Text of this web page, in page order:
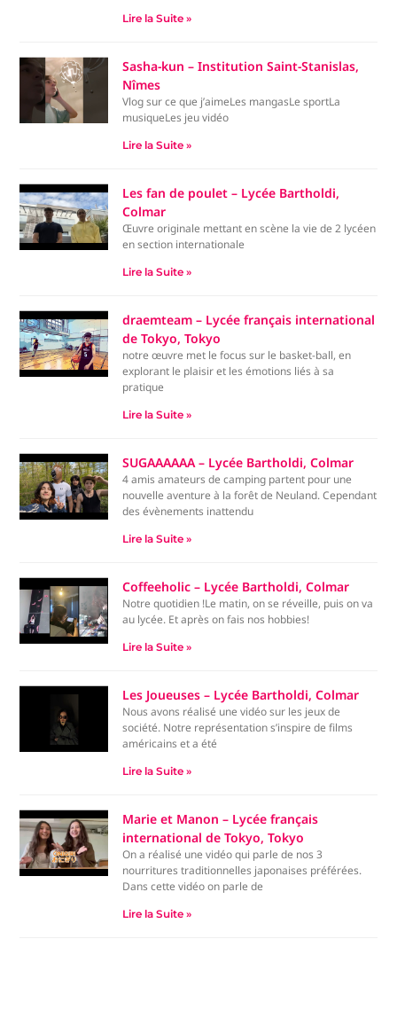
Lire la Suite »
Sasha-kun – Institution Saint-Stanislas,
Nîmes
Vlog sur ce que j’aimeLes mangasLe sportLa
musiqueLes jeu vidéo
Lire la Suite »
Les fan de poulet – Lycée Bartholdi,
Colmar
Œuvre originale mettant en scène la vie de 2 lycéen
en section internationale
Lire la Suite »
draemteam – Lycée français international
de Tokyo, Tokyo
notre œuvre met le focus sur le basket-ball, en
explorant le plaisir et les émotions liés à sa
pratique
Lire la Suite »
SUGAAAAAA – Lycée Bartholdi, Colmar
4 amis amateurs de camping partent pour une
nouvelle aventure à la forêt de Neuland. Cependant
des évènements inattendu
Lire la Suite »
Coffeeholic – Lycée Bartholdi, Colmar
Notre quotidien !Le matin, on se réveille, puis on va
au lycée. Et après on fais nos hobbies!
Lire la Suite »
Les Joueuses – Lycée Bartholdi, Colmar
Nous avons réalisé une vidéo sur les jeux de
société. Notre représentation s’inspire de films
américains et a été
Lire la Suite »
Marie et Manon – Lycée français
international de Tokyo, Tokyo
On a réalisé une vidéo qui parle de nos 3
nourritures traditionnelles japonaises préférées.
Dans cette vidéo on parle de
Lire la Suite »